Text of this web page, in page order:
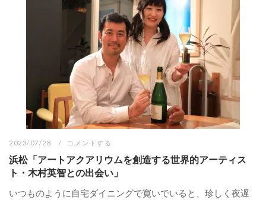
2023/07/28 コメントする
浜松「アートアクアリウムを創造する世界的アーティス
ト・木村英智との出会い」
いつものように自宅ダイニングで寛いでいると、珍しく夜遅